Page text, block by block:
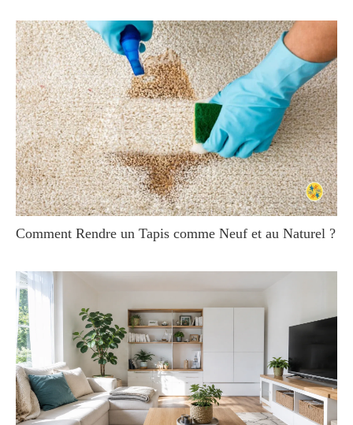
Comment Rendre un Tapis comme Neuf et au Naturel ?